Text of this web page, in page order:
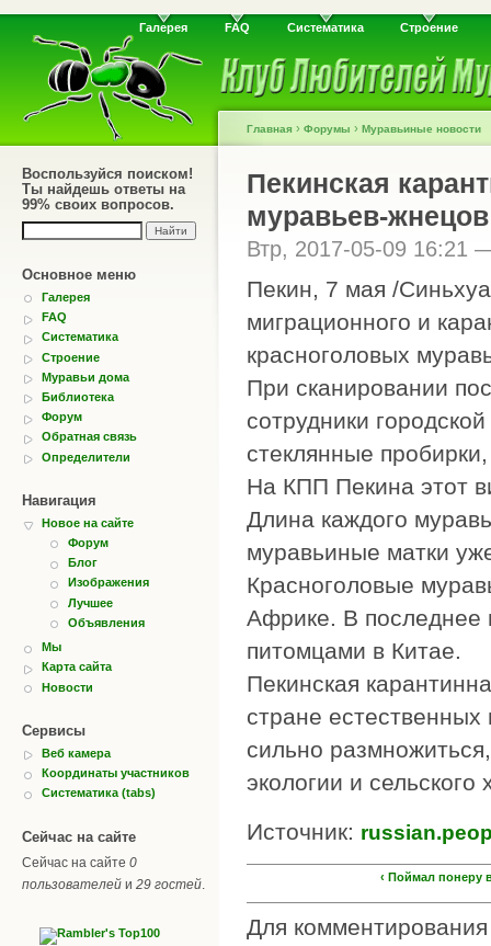
Галерея FAQ Систематика Строение
Воспользуйся поиском!
Ты найдешь ответы на
99% своих вопросов.
Основное меню
Галерея
FAQ
Систематика
Строение
Муравьи дома
Библиотека
Форум
Обратная связь
Определители
Навигация
Новое на сайте
Форум
Блог
Изображения
Лучшее
Объявления
Мы
Карта сайта
Новости
Сервисы
Веб камера
Координаты участников
Систематика (tabs)
Сейчас на сайте
Сейчас на сайте 0
пользователей и 29 гостей
Главная › Форумы › Муравьиные новости
Пекинская
муравьев-
Втр, 2017-05-09 16:21
Пекин, 7 мая /
миграционного и
красноголовых
При сканировании
сотрудники
стеклянные
На КПП Пекина этот
Длина каждого
муравьиные матки
Красноголовые
Африке. В последнее
питомцами в Китае.
Пекинская
стране
сильно
экологии и сельского
Источник:
‹ Поймал понеру
Для